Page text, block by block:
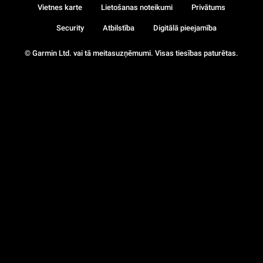
© Garmin Ltd. vai tā meitasuzņēmumi. Visas tiesības paturētas.
Vietnes karte Lietošanas noteikumi Privātums
Security Atbilstība Digitālā pieejamība